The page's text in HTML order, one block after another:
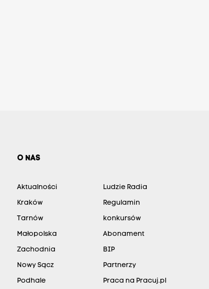
O NAS
Aktualności
Kraków
Tarnów
Małopolska
Zachodnia
Nowy Sącz
Podhale
Ludzie Radia
Regulamin
konkursów
Abonament
BIP
Partnerzy
Praca na Pracuj.pl